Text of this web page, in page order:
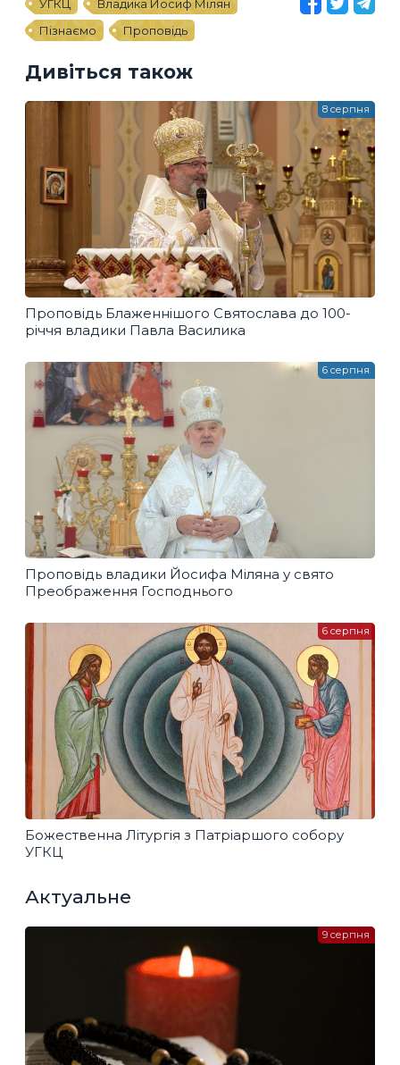
УГКЦ
Владика Йосиф Мілян
Пізнаємо
Проповідь
Дивіться також
Проповідь Блаженнішого Святослава до 100-
річчя владики Павла Василика
8 серпня
Проповідь владики Йосифа Міляна у свято
Преображення Господнього
6 серпня
Божественна Літургія з Патріаршого собору
УГКЦ
6 серпня
Актуальне
9 серпня